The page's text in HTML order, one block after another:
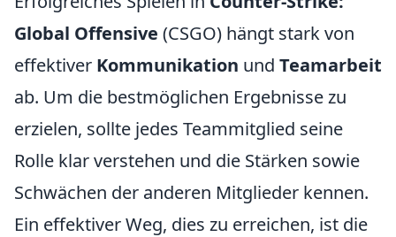
Global Offensive (CSGO) hängt stark von
effektiver Kommunikation und Teamarbeit
ab. Um die bestmöglichen Ergebnisse zu
erzielen, sollte jedes Teammitglied seine
Rolle klar verstehen und die Stärken sowie
Schwächen der anderen Mitglieder kennen.
Ein effektiver Weg, dies zu erreichen, ist die